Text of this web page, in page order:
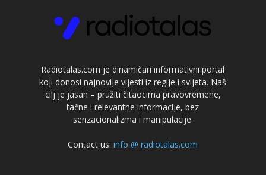
Radiotalas.com je dinamičan informativni portal
koji donosi najnovije vijesti iz regije i svijeta. Naš
cilj je jasan – pružiti čitaocima pravovremene,
tačne i relevantne informacije, bez
senzacionalizma i manipulacije.
Contact us:info @ radiotalas.com